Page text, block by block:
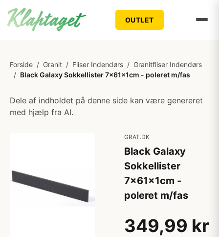
OUTLET
Forside / Granit / Fliser Indendørs / Granitfliser Indendørs
/ Black Galaxy Sokkellister 7x61x1cm - poleret m/fas
Dele af indholdet på denne side kan være genereret
med hjælp fra AI.
GRAT.DK
Black Galaxy
Sokkellister
7x61x1cm -
poleret m/fas
349,99 kr